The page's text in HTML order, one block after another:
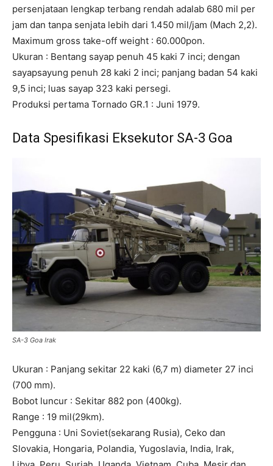
persenjataan lengkap terbang rendah adalab 680 mil per
jam dan tanpa senjata lebih dari 1.450 mil/jam (Mach 2,2).
Maximum gross take-off weight : 60.000pon.
Ukuran : Bentang sayap penuh 45 kaki 7 inci; dengan
sayapsayung penuh 28 kaki 2 inci; panjang badan 54 kaki
9,5 inci; luas sayap 323 kaki persegi.
Produksi pertama Tornado GR.1 : Juni 1979.
Data Spesifikasi Eksekutor SA-3 Goa
SA-3 Goa Irak
Ukuran : Panjang sekitar 22 kaki (6,7 m) diameter 27 inci
(700 mm).
Bobot luncur : Sekitar 882 pon (400kg).
Range : 19 mil(29km).
Pengguna : Uni Soviet(sekarang Rusia), Ceko dan
Slovakia, Hongaria, Polandia, Yugoslavia, India, Irak,